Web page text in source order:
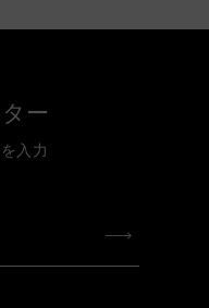
ー
入力